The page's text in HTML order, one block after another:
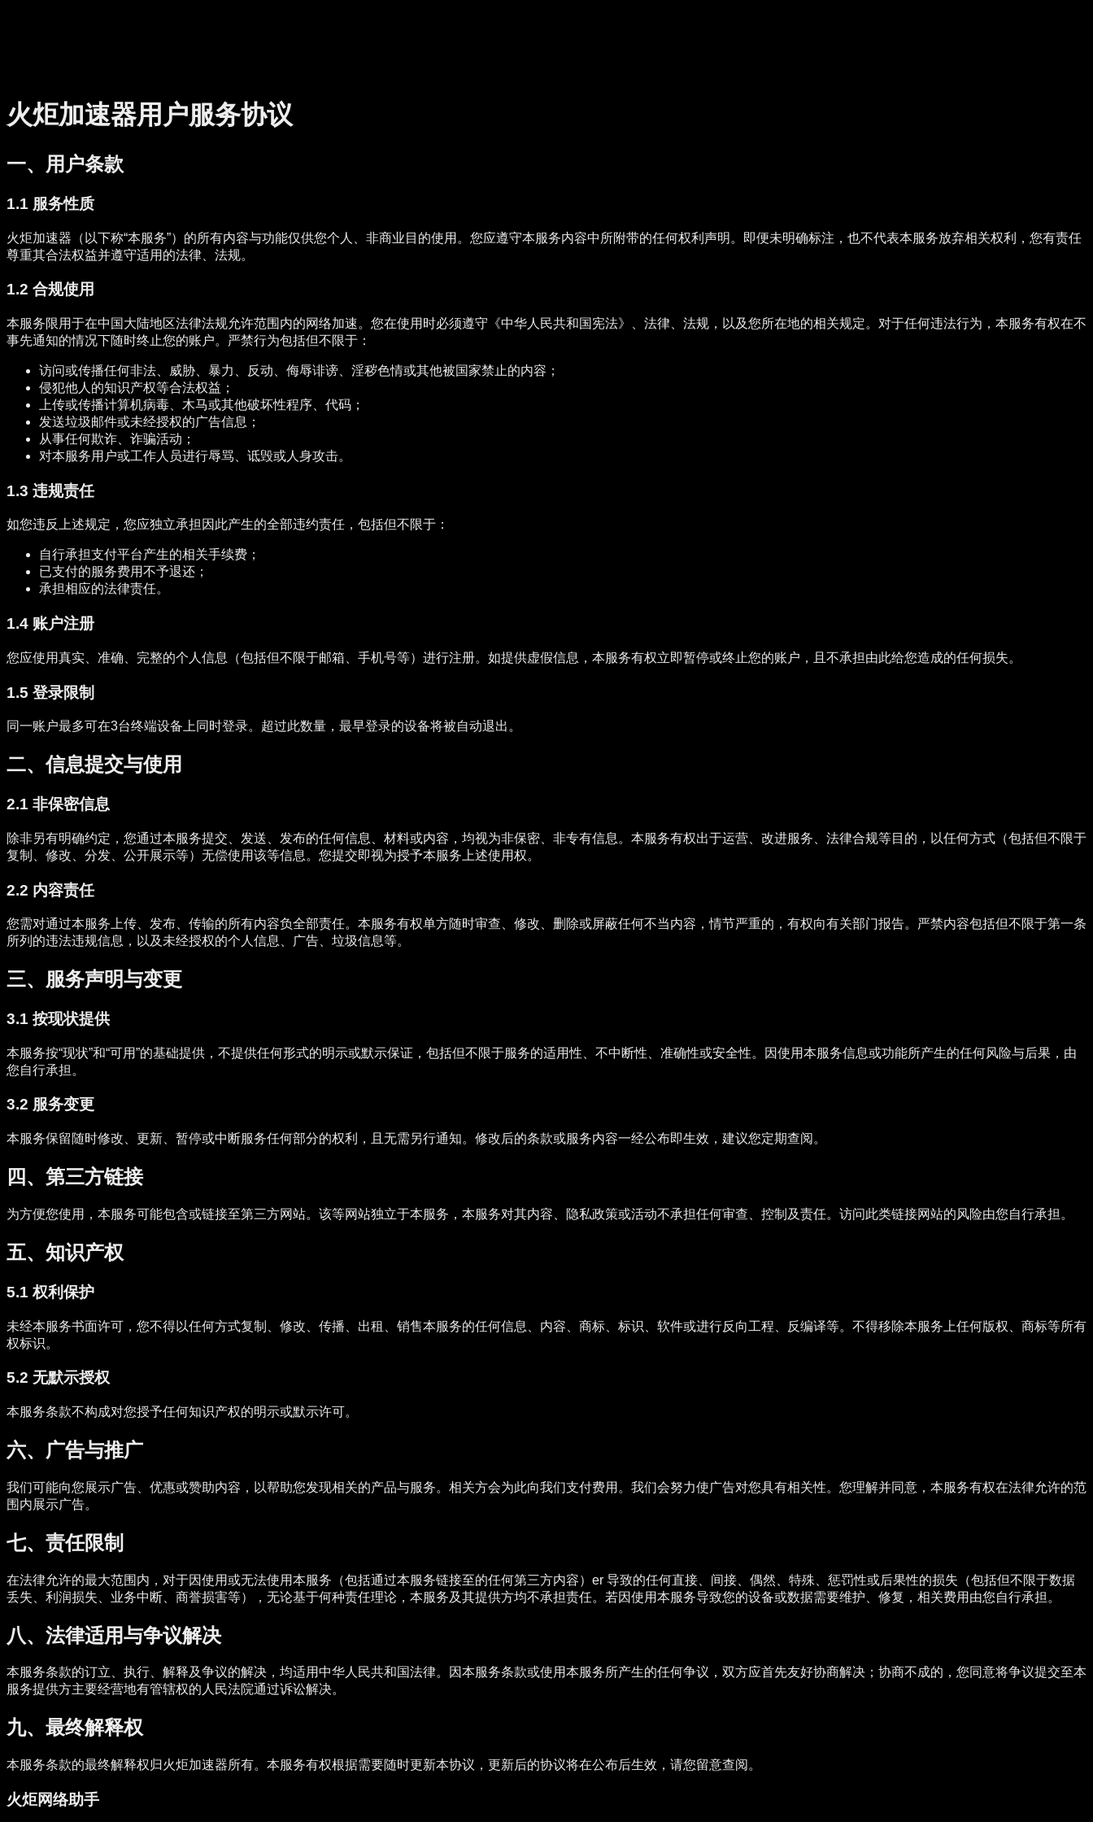
火炬加速器用户服务协议
一、用户条款
1.1 服务性质
火炬加速器（以下称“本服务”）的所有内容与功能仅供您个人、非商业目的使用。您应遵守本服务内容中所附带的任何权利声明。即便未明确标注，也不代表本服务放弃相关权利，您有责任
尊重其合法权益并遵守适用的法律、法规。
1.2 合规使用
本服务限用于在中国大陆地区法律法规允许范围内的网络加速。您在使用时必须遵守《中华人民共和国宪法》、法律、法规，以及您所在地的相关规定。对于任何违法行为，本服务有权在不
事先通知的情况下随时终止您的账户。严禁行为包括但不限于：
访问或传播任何非法、威胁、暴力、反动、侮辱诽谤、淫秽色情或其他被国家禁止的内容；
侵犯他人的知识产权等合法权益；
上传或传播计算机病毒、木马或其他破坏性程序、代码；
发送垃圾邮件或未经授权的广告信息；
从事任何欺诈、诈骗活动；
对本服务用户或工作人员进行辱骂、诋毁或人身攻击。
1.3 违规责任
如您违反上述规定，您应独立承担因此产生的全部违约责任，包括但不限于：
自行承担支付平台产生的相关手续费；
已支付的服务费用不予退还；
承担相应的法律责任。
1.4 账户注册
您应使用真实、准确、完整的个人信息（包括但不限于邮箱、手机号等）进行注册。如提供虚假信息，本服务有权立即暂停或终止您的账户，且不承担由此给您造成的任何损失。
1.5 登录限制
同一账户最多可在3台终端设备上同时登录。超过此数量，最早登录的设备将被自动退出。
二、信息提交与使用
2.1 非保密信息
除非另有明确约定，您通过本服务提交、发送、发布的任何信息、材料或内容，均视为非保密、非专有信息。本服务有权出于运营、改进服务、法律合规等目的，以任何方式（包括但不限于
复制、修改、分发、公开展示等）无偿使用该等信息。您提交即视为授予本服务上述使用权。
2.2 内容责任
您需对通过本服务上传、发布、传输的所有内容负全部责任。本服务有权单方随时审查、修改、删除或屏蔽任何不当内容，情节严重的，有权向有关部门报告。严禁内容包括但不限于第一条
所列的违法违规信息，以及未经授权的个人信息、广告、垃圾信息等。
三、服务声明与变更
3.1 按现状提供
本服务按“现状”和“可用”的基础提供，不提供任何形式的明示或默示保证，包括但不限于服务的适用性、不中断性、准确性或安全性。因使用本服务信息或功能所产生的任何风险与后果，由
您自行承担。
3.2 服务变更
本服务保留随时修改、更新、暂停或中断服务任何部分的权利，且无需另行通知。修改后的条款或服务内容一经公布即生效，建议您定期查阅。
四、第三方链接
为方便您使用，本服务可能包含或链接至第三方网站。该等网站独立于本服务，本服务对其内容、隐私政策或活动不承担任何审查、控制及责任。访问此类链接网站的风险由您自行承担。
五、知识产权
5.1 权利保护
未经本服务书面许可，您不得以任何方式复制、修改、传播、出租、销售本服务的任何信息、内容、商标、标识、软件或进行反向工程、反编译等。不得移除本服务上任何版权、商标等所有
权标识。
5.2 无默示授权
本服务条款不构成对您授予任何知识产权的明示或默示许可。
六、广告与推广
我们可能向您展示广告、优惠或赞助内容，以帮助您发现相关的产品与服务。相关方会为此向我们支付费用。我们会努力使广告对您具有相关性。您理解并同意，本服务有权在法律允许的范
围内展示广告。
七、责任限制
在法律允许的最大范围内，对于因使用或无法使用本服务（包括通过本服务链接至的任何第三方内容）er 导致的任何直接、间接、偶然、特殊、惩罚性或后果性的损失（包括但不限于数据
丢失、利润损失、业务中断、商誉损害等），无论基于何种责任理论，本服务及其提供方均不承担责任。若因使用本服务导致您的设备或数据需要维护、修复，相关费用由您自行承担。
八、法律适用与争议解决
本服务条款的订立、执行、解释及争议的解决，均适用中华人民共和国法律。因本服务条款或使用本服务所产生的任何争议，双方应首先友好协商解决；协商不成的，您同意将争议提交至本
服务提供方主要经营地有管辖权的人民法院通过诉讼解决。
九、最终解释权
本服务条款的最终解释权归火炬加速器所有。本服务有权根据需要随时更新本协议，更新后的协议将在公布后生效，请您留意查阅。
火炬网络助手